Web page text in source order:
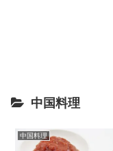
中国料理
中国料理